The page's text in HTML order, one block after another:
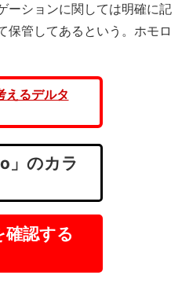
ーションに関しては明確に記
保管してあるという。ホモロ
えるデルタ
」のカラ
確認する